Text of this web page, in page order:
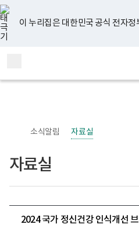
너
비
767px
이
하
이 누리집은 대한민국 공식 전자정
지메
홈
소식알림 자료실
자료실
2024 국가 정신건강 인식개선
유
튜
브
페
이
스
북
인
스
타
그
램
블
로
그